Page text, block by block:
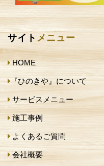
サイト メニュー
HOME
『ひのきや』について
サービスメニュー
施工事例
よくあるご質問
会社概要